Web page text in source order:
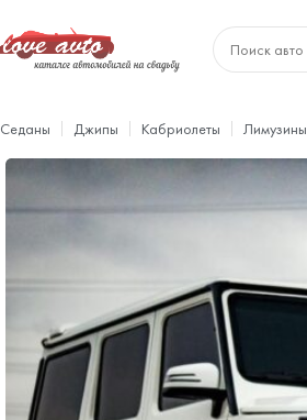
Седаны Джипы Кабриолеты Лимузины